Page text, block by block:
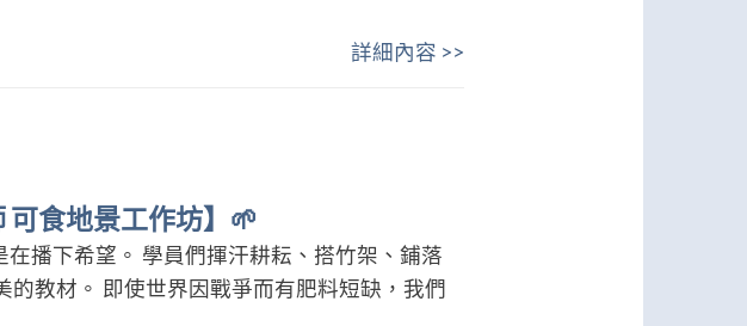
詳細內容 >>
可食地景工作坊】🌱
播下希望。 學員們揮汗耕耘、搭竹架、鋪落
教材。 即使世界因戰爭而有肥料短缺，我們